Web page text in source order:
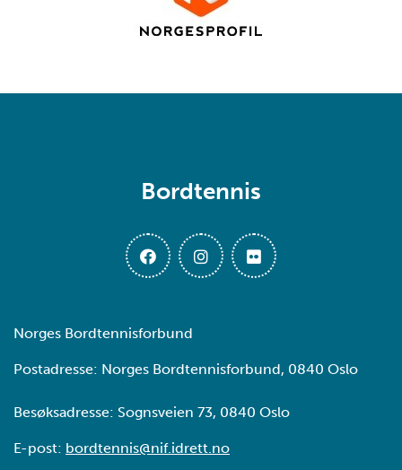
Bordtennis
Norges Bordtennisforbund
Postadresse: Norges Bordtennisforbund, 0840 Oslo
Besøksadresse: Sognsveien 73, 0840 Oslo
E-post: bordtennis@nif.idrett.no